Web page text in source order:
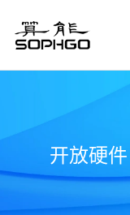
开放硬件